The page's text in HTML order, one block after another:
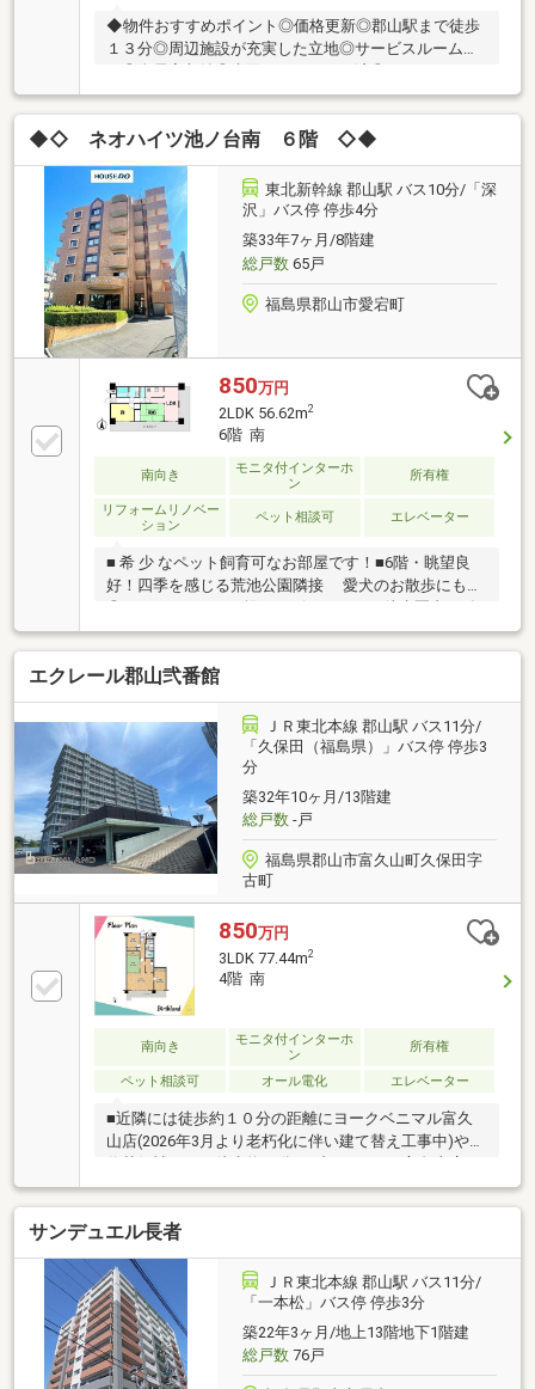
◆物件おすすめポイント◎価格更新◎郡山駅まで徒歩
１３分◎周辺施設が充実した立地◎サービスルーム付
グ・クロス貼替済◆当社では壁紙変更、照明・カーテ
ン取付工事も承ります！新居をこだわりの空間にして
みませんか？・網戸・TVアンテナ・カーテンレール・
エアコン・アクセントクロス・フロアコーティング・
猫壁・ペットドア・防草シート・防犯カメラ・カーポ
ート etc…◆LINEでもお問い合わせ受付中♪ ID⇒@e-
concept_2住宅購入に関する不安やご要望には、不動
産経験豊富な当社スタッフが対応いたします！
◆◇ ネオハイツ池ノ台南 ６階 ◇◆
東北新幹線 郡山駅 バス10分/「深
沢」バス停 停歩4分
築33年7ヶ月/8階建
総戸数65戸
福島県郡山市愛宕町
850万円
2LDK 56.62m2
6階 南
南向き
モニタ付インターホ
ン
所有権
リフォームリノベー
ション
ペット相談可 エレベーター
■ 希 少 なペット飼育可なお部屋です！■6階・眺望良
好！四季を感じる荒池公園隣接 愛犬のお散歩にも
◎ ■ ヨークタウン堤下、ザ・モールが徒歩圏内♪ 毎
日の買い物もラクラク！ スーパーだけでなく、１０
０円ショップ・フードコート・各銀行のATMも充実し
ています！■ バス停 徒歩4分♪ 車のない生活も可能で
す！■文化通り・県道17号線（旧国道4号線）アクセス
良好 通勤・通学ラクラク
エクレール郡山弐番館
ＪＲ東北本線 郡山駅 バス11分/
「久保田（福島県）」バス停 停歩3
分
築32年10ヶ月/13階建
総戸数-戸
福島県郡山市富久山町久保田字
古町
850万円
3LDK 77.44m2
4階 南
南向き
モニタ付インターホ
ン
所有権
ペット相談可 オール電化 エレベーター
■近隣には徒歩約１０分の距離にヨークベニマル富久
山店(2026年3月より老朽化に伴い建て替え工事中)や、
代替候補として徒歩約12分にブイチェーン富久山店、
徒歩約14分にカワチ薬品富久山店があり、車がなくと
も生活できる拠点です！その他徒歩20～25分程度の距
離に郡山駅や郡山駅東ショッピングセンターもあるの
で、自転車も大活躍！■エクレール郡山壱・弐・参と3
棟並んでいる大規模なコミュニティで人の目も多く安
心もできるマンションです。■既存の間取りを活かし
たリフォーム工事、自分好みの間取りに変えて空間を
創り上げるリノベーション、どちらも随時相談受付中
です！お気軽にお問い合わせください！
サンデュエル長者
ＪＲ東北本線 郡山駅 バス11分/
「一本松」バス停 停歩3分
築22年3ヶ月/地上13階地下1階建
総戸数76戸